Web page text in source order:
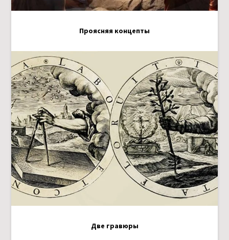
Проясняя концепты
Две гравюры